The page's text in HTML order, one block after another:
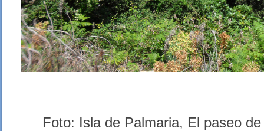
Foto: Isla de Palmaria, El paseo